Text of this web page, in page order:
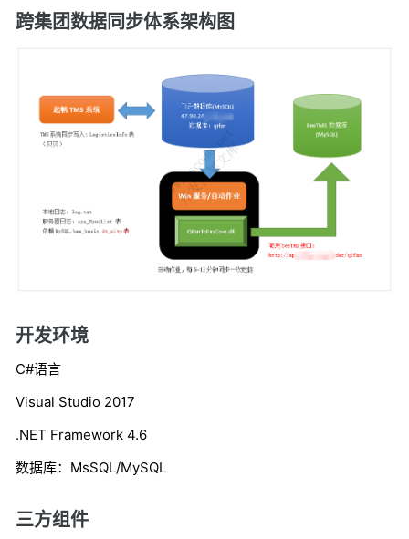
跨集团数据同步体系架构图
开发环境
C#语言
Visual Studio 2017
.NET Framework 4.6
数据库：MsSQL/MySQL
三方组件